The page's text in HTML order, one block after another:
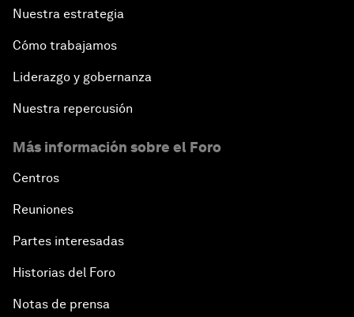
Nuestra estrategia
Cómo trabajamos
Liderazgo y gobernanza
Nuestra repercusión
Más información sobre el Foro
Centros
Reuniones
Partes interesadas
Historias del Foro
Notas de prensa